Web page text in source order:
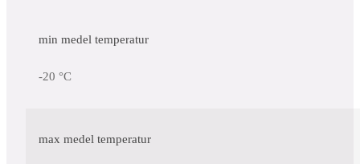
min medel temperatur
-20 °C
max medel temperatur